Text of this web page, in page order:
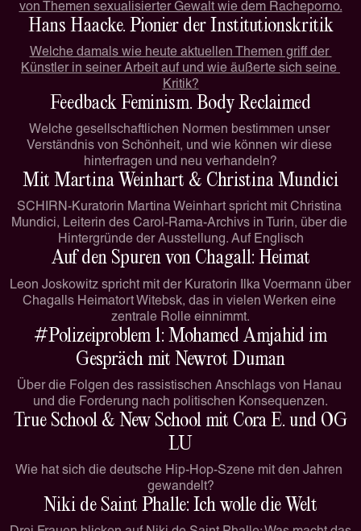
von Themen sexualisierter Gewalt wie dem Racheporno.
Hans Haacke. Pionier der Institutionskritik
Welche damals wie heute aktuellen Themen griff der
Künstler in seiner Arbeit auf und wie äußerte sich seine
Kritik?
Feedback Feminism. Body Reclaimed
Welche gesellschaftlichen Normen bestimmen unser
Verständnis von Schönheit, und wie können wir diese
hinterfragen und neu verhandeln?
Mit Martina Weinhart & Christina Mundici
SCHIRN-Kuratorin Martina Weinhart spricht mit Christina
Mundici, Leiterin des Carol-Rama-Archivs in Turin, über die
Hintergründe der Ausstellung. Auf Englisch
Auf den Spuren von Chagall: Heimat
Leon Joskowitz spricht mit der Kuratorin Ilka Voermann über
Chagalls Heimatort Witebsk, das in vielen Werken eine
zentrale Rolle einnimmt.
#Polizeiproblem 1: Mohamed Amjahid im
Gespräch mit Newrot Duman
Über die Folgen des rassistischen Anschlags von Hanau
und die Forderung nach politischen Konsequenzen.
True School & New School mit Cora E. und OG
LU
Wie hat sich die deutsche Hip-Hop-Szene mit den Jahren
gewandelt?
Niki de Saint Phalle: Ich wolle die Welt